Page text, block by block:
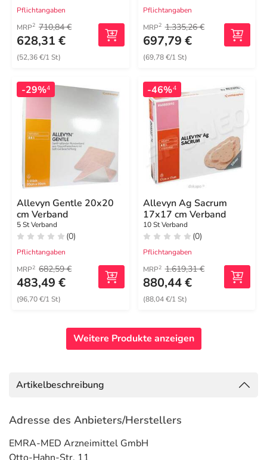
Pflichtangaben
MRP2 710,84 €
628,31 €
(52,36 €/1 St)
Pflichtangaben
MRP2 1.335,26 €
697,79 €
(69,78 €/1 St)
-29%4
Allevyn Gentle 20x20
cm Verband
5 St Verband
(0)
Pflichtangaben
MRP2 682,59 €
483,49 €
(96,70 €/1 St)
-46%4
Allevyn Ag Sacrum
17x17 cm Verband
10 St Verband
(0)
Pflichtangaben
MRP2 1.619,31 €
880,44 €
(88,04 €/1 St)
Weitere Produkte anzeigen
Artikelbeschreibung
Adresse des Anbieters/Herstellers
EMRA-MED Arzneimittel GmbH